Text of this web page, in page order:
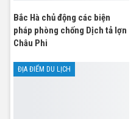
Bắc Hà chủ động các biện
pháp phòng chống Dịch tả lợn
Châu Phi
ĐỊA ĐIỂM DU LỊCH